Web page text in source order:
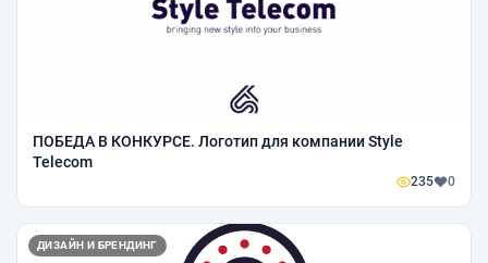
ПОБЕДА В КОНКУРСЕ. Логотип для компании Style
Telecom
235 0
ДИЗАЙН И БРЕНДИНГ